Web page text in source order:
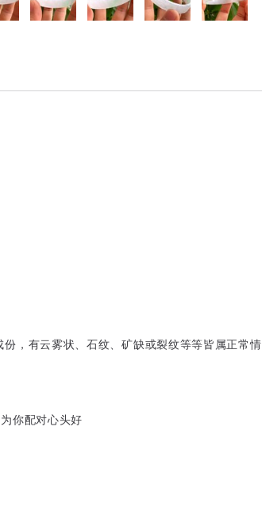
，有云雾状、石纹、矿缺或裂纹等等皆属正常情
你配对心头好